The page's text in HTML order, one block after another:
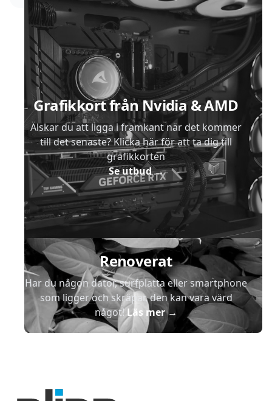
Grafikkort från Nvidia & AMD
Älskar du att ligga i framkant när det kommer
till det senaste? Klicka här för att ta dig till
grafikkorten
Se utbud→
Renoverat
Har du någon dator, surfplatta eller smartphone
som ligger och skräpar, den kan vara värd
något!Läs mer→